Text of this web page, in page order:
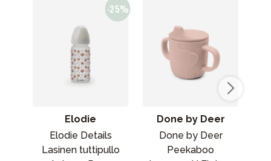
Elodie
Elodie Details
Lasinen tuttipullo
Done by Deer
Done by Deer
Peekaboo